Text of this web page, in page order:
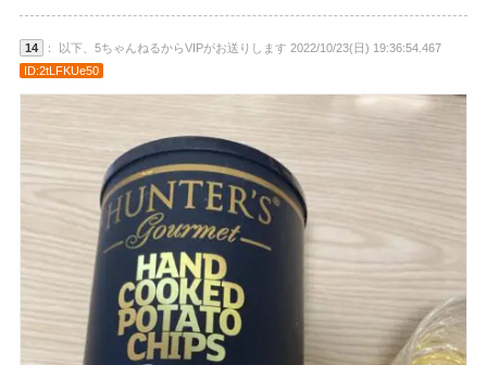
14
： 以下、5ちゃんねるからVIPがお送りします 2022/10/23(日) 19:36:54.467
ID:2tLFKUe50